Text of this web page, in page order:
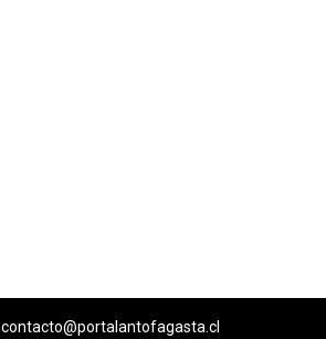
contacto@portalantofagasta.cl